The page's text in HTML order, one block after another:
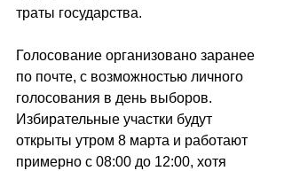
траты государства.
Голосование организовано заранее
по почте, с возможностью личного
голосования в день выборов.
Избирательные участки будут
открыты утром 8 марта и работают
примерно с 08:00 до 12:00, хотя